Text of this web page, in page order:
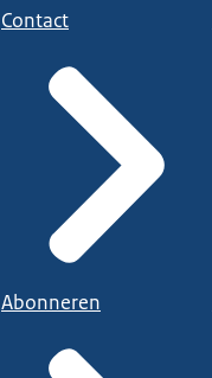
Contact
Abonneren